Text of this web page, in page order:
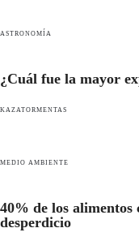
ASTRONOMÍA
¿Cuál fue la mayor
KAZATORMENTAS
MEDIO AMBIENTE
40% de los alimentos
desperdicio